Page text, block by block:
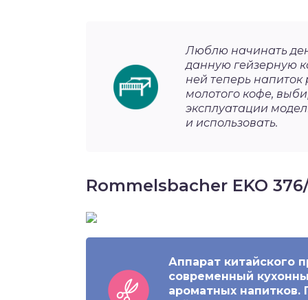
Люблю начинать
данную гейзерную
ней теперь
молотого кофе,
эксплуатации
и использовать.
Rommelsbacher EKO
Аппарат китайского
современный
ароматных